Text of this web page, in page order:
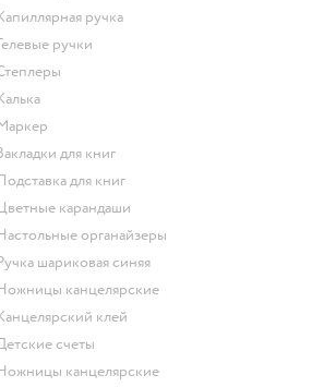
Капиллярная ручка
Гелевые ручки
Степлеры
Калька
Маркер
Закладки для книг
Подставка для книг
Цветные карандаши
Настольные органайзеры
Ручка шариковая синяя
Ножницы канцелярские
Канцелярский клей
Детские счеты
Ножницы канцелярские